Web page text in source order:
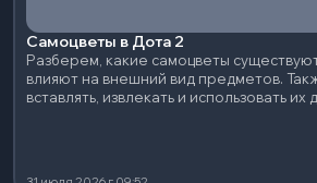
Самоцветы в Дота 2
Разберем, какие самоцветы
влияют на внешний вид предметов.
вставлять, извлекать и использовать их